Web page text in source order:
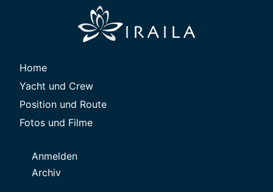
Home
Yacht und Crew
Position und Route
Fotos und Filme
Anmelden
Archiv